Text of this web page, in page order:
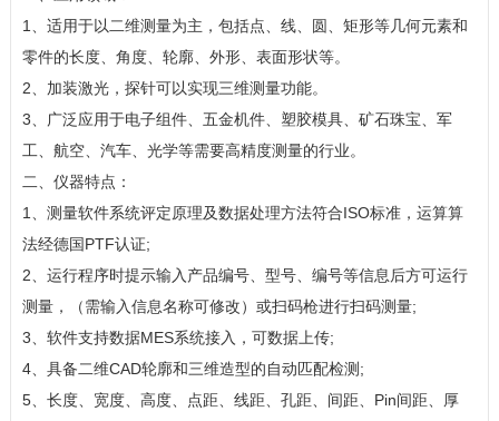
1、适用于以二维测量为主，包括点、线、圆、矩形等几何元素和
零件的长度、角度、轮廓、外形、表面形状等。
2、加装激光，探针可以实现三维测量功能。
3、广泛应用于电子组件、五金机件、塑胶模具、矿石珠宝、军
工、航空、汽车、光学等需要高精度测量的行业。
二、仪器特点：
1、测量软件系统评定原理及数据处理方法符合ISO标准，运算算
法经德国PTF认证;
2、运行程序时提示输入产品编号、型号、编号等信息后方可运行
测量，（需输入信息名称可修改）或扫码枪进行扫码测量;
3、软件支持数据MES系统接入，可数据上传;
4、具备二维CAD轮廓和三维造型的自动匹配检测;
5、长度、宽度、高度、点距、线距、孔距、间距、Pin间距、厚